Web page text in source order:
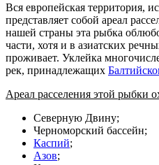
Вся европейская территория,
представляет собой ареал
нашей страны эта рыбка
части, хотя и в азиатских
проживает. Уклейка
рек, принадлежащих
Ареал расселения этой рыбки
Северную Двину;
Черноморский бассейн;
Каспий;
Азов;